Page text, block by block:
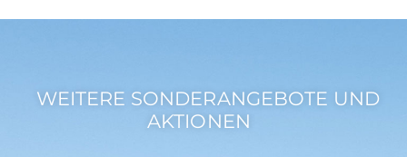
WEITERE SONDERANGEBOTE UND
AKTIONEN